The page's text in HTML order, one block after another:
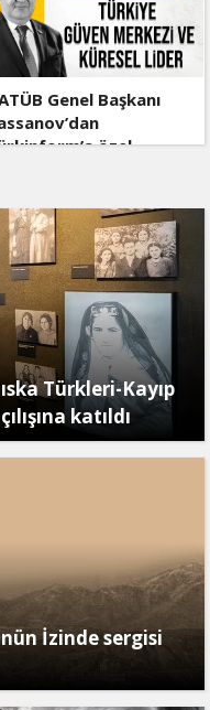
Genel Başkanı
özel
Türkleri-Kayıp
katıldı
İzinde sergisi